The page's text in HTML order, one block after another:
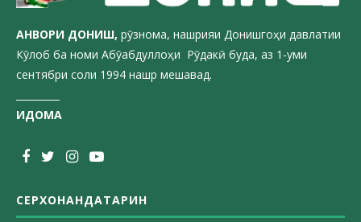
АНВОРИ ДОНИШ, рӯзнома, нашрияи Донишгоҳи давлатии
Кӯлоб ба номи Абӯабдуллоҳи Рӯдакӣ буда, аз 1-уми
сентябри соли 1994 нашр мешавад.
ИДОМА
СЕРХОНАНДАТАРИН